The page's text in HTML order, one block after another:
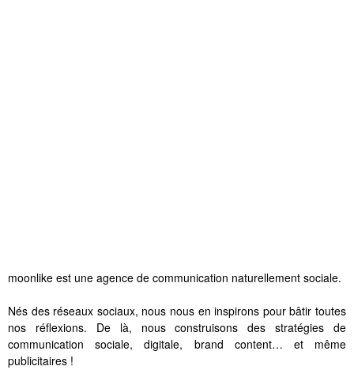
moonlike est une agence de communication naturellement sociale.
Nés des réseaux sociaux, nous nous en inspirons pour bâtir toutes
nos réflexions. De là, nous construisons des stratégies de
communication sociale, digitale, brand content… et même
publicitaires !